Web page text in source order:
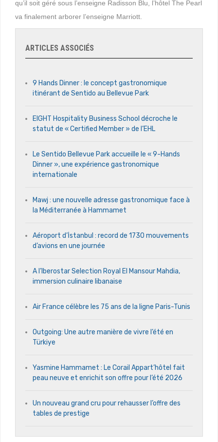
qu’il soit géré sous l’enseigne Radisson Blu, l’hôtel The Pearl
va finalement arborer l’enseigne Marriott.
ARTICLES ASSOCIÉS
9 Hands Dinner : le concept gastronomique
itinérant de Sentido au Bellevue Park
EIGHT Hospitality Business School décroche le
statut de « Certified Member » de l’EHL
Le Sentido Bellevue Park accueille le « 9-Hands
Dinner », une expérience gastronomique
internationale
Mawj : une nouvelle adresse gastronomique face à
la Méditerranée à Hammamet
Aéroport d’İstanbul : record de 1730 mouvements
d’avions en une journée
A l’Iberostar Selection Royal El Mansour Mahdia,
immersion culinaire libanaise
Air France célèbre les 75 ans de la ligne Paris-Tunis
Outgoing: Une autre manière de vivre l’été en
Türkiye
Yasmine Hammamet : Le Corail Appart’hôtel fait
peau neuve et enrichit son offre pour l’été 2026
Un nouveau grand cru pour rehausser l’offre des
tables de prestige